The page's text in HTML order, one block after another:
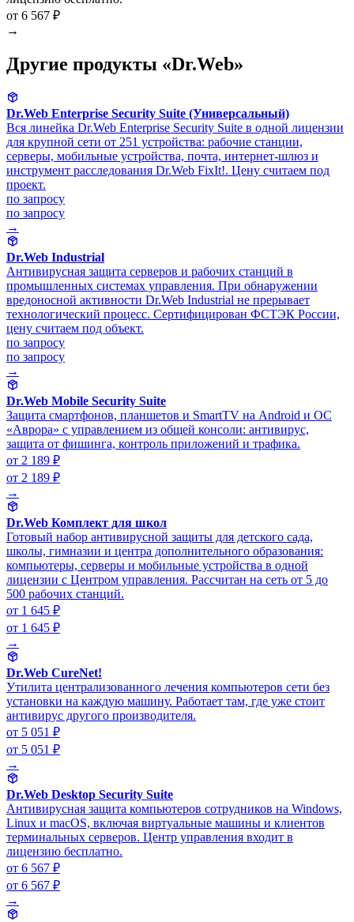
от 6 567 ₽
→
Другие продукты «Dr.Web»
Dr.Web Enterprise Security Suite (Универсальный)
Вся линейка Dr.Web Enterprise Security Suite в одной лицензии
для крупной сети от 251 устройства: рабочие станции,
серверы, мобильные устройства, почта, интернет-шлюз и
инструмент расследования Dr.Web FixIt!. Цену считаем под
проект.
по запросу
по запросу
→
Dr.Web Industrial
Антивирусная защита серверов и рабочих станций в
промышленных системах управления. При обнаружении
вредоносной активности Dr.Web Industrial не прерывает
технологический процесс. Сертифицирован ФСТЭК России,
цену считаем под объект.
по запросу
по запросу
→
Dr.Web Mobile Security Suite
Защита смартфонов, планшетов и SmartTV на Android и ОС
«Аврора» с управлением из общей консоли: антивирус,
защита от фишинга, контроль приложений и трафика.
от 2 189 ₽
от 2 189 ₽
→
Dr.Web Комплект для школ
Готовый набор антивирусной защиты для детского сада,
школы, гимназии и центра дополнительного образования:
компьютеры, серверы и мобильные устройства в одной
лицензии с Центром управления. Рассчитан на сеть от 5 до
500 рабочих станций.
от 1 645 ₽
от 1 645 ₽
→
Dr.Web CureNet!
Утилита централизованного лечения компьютеров сети без
установки на каждую машину. Работает там, где уже стоит
антивирус другого производителя.
от 5 051 ₽
от 5 051 ₽
→
Dr.Web Desktop Security Suite
Антивирусная защита компьютеров сотрудников на Windows,
Linux и macOS, включая виртуальные машины и клиентов
терминальных серверов. Центр управления входит в
лицензию бесплатно.
от 6 567 ₽
от 6 567 ₽
→